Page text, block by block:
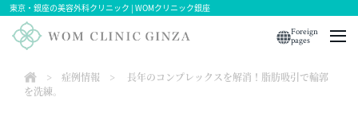
東京・銀座の美容外科クリニック | WOMクリニック銀座
Foreign
pages
> 症例情報 >
長年のコンプレックスを解消！脂肪吸引で輪郭
を洗練。